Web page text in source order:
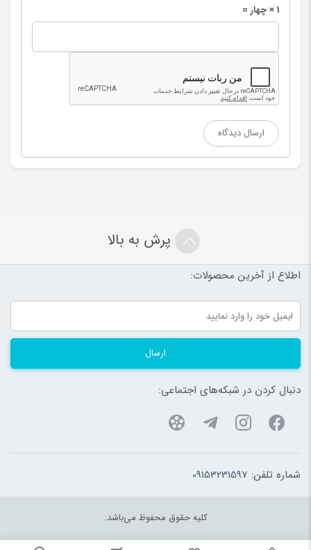
1 × چهار =
پرش به بالا
اطلاع از آخرین محصولات:
ارسال
دنبال کردن در شبکه‌های اجتماعی:
شماره تلفن: 09153231597
کلیه حقوق محفوظ می‌باشد.